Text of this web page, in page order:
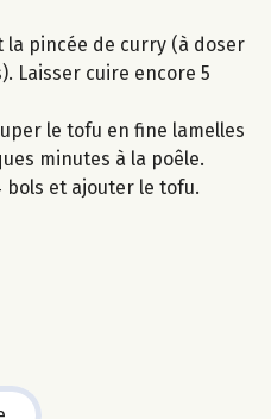
la pincée de curry (à doser
Laisser cuire encore 5
le tofu en fine lamelles
minutes à la poêle.
bols et ajouter le tofu.